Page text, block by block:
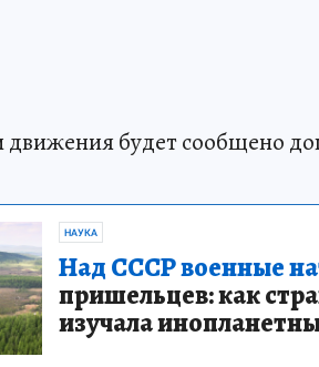
движения будет сообщено
НАУКА
Над СССР военные
пришельцев: как
изучала